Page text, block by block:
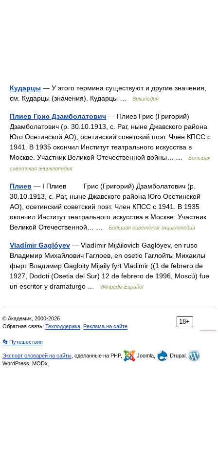
Кударцы — У этого термина существуют и другие значения,
см. Кударцы (значения). Кударцы …
Википедия
Плиев Грис Дзамболатович — Плиев Грис (Григорий)
Дзамболатович (р. 30.10.1913, с. Раг, ныне Джавского района
Юго Осетинской АО), осетинский советский поэт. Член КПСС с
1941. В 1935 окончил Институт театрального искусства в
Москве. Участник Великой Отечественной войны… …
Большая
советская энциклопедия
Плиев — I Плиев Грис (Григорий) Дзамболатович (р.
30.10.1913, с. Раг, ныне Джавского района Юго Осетинской
АО), осетинский советский поэт. Член КПСС с 1941. В 1935
окончил Институт театрального искусства в Москве. Участник
Великой Отечественной… …
Большая советская энциклопедия
Vladímir Gaglóyev — Vladímir Mijáilovich Gaglóyev, en ruso
Владимир Михайлович Гаглоев, en osetio Гаглойты Михаилы
фырт Владимир Gagloity Mijaily fyrt Vladimir ((1 de febrero de
1927, Dodoti (Osetia del Sur) 12 de febrero de 1996, Moscú) fue
un escritor y dramaturgo …
Wikipedia Español
18+
© Академик, 2000-2026
Обратная связь: Техподдержка Реклама на сайте
👣 Путешествия
Экспорт словарей на сайты , сделанные на PHP, Joomla,
Drupal,
WordPress, MODx.